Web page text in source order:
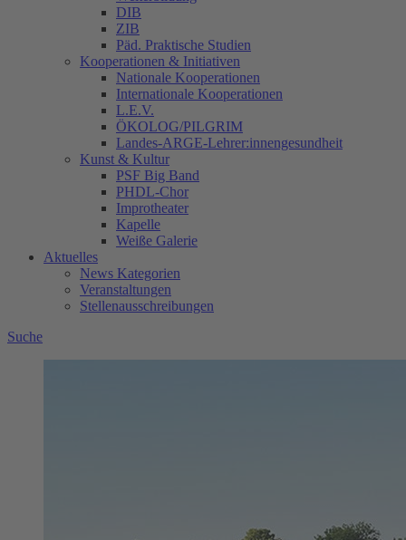
DIB
ZIB
Päd. Praktische Studien
Kooperationen & Initiativen
Nationale Kooperationen
Internationale Kooperationen
L.E.V.
ÖKOLOG/PILGRIM
Landes-ARGE-Lehrer:innengesundheit
Kunst & Kultur
PSF Big Band
PHDL-Chor
Improtheater
Kapelle
Weiße Galerie
Aktuelles
News Kategorien
Veranstaltungen
Stellenausschreibungen
Suche